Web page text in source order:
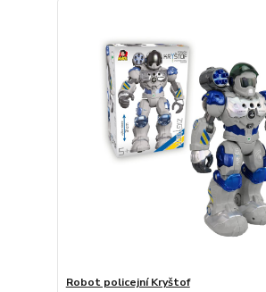
Robot policejní Kryštof